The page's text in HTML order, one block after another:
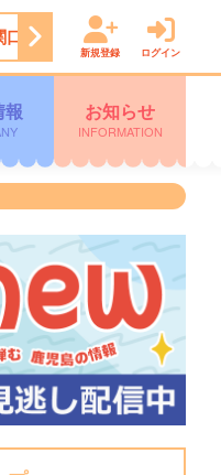
空港で勝手にお出迎え
新規登録 ログイン
報 お知らせ
INFORMATION